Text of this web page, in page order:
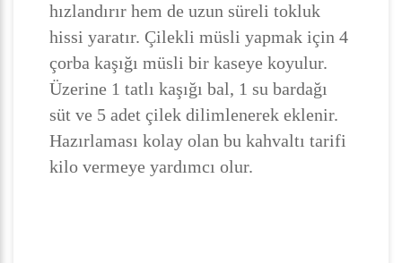
hızlandırır hem de uzun süreli tokluk
hissi yaratır. Çilekli müsli yapmak için 4
çorba kaşığı müsli bir kaseye koyulur.
Üzerine 1 tatlı kaşığı bal, 1 su bardağı
süt ve 5 adet çilek dilimlenerek eklenir.
Hazırlaması kolay olan bu kahvaltı tarifi
kilo vermeye yardımcı olur.